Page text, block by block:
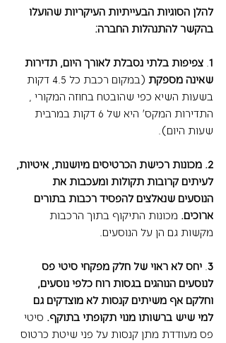
להלן הסוגיות הבעייתיות העיקריות שהועלו
בהקשר להתנהלות החברה:
1 צפיפות בלתי נסבלת לאורך היום, תדירות
שאינה מספקת
(במקום רכבת כל 4.5 דקות
בשעות השיא כפי שהובטח בחוזה המקורי ,
התדירות המקס' היא של 6 דקות במרבית
שעות היום).
2. מכונות רכישת הכרטיסים מיושנות, איטיות,
לעיתים קרובות תקולות ומעכבות את
הנוסעים שנאלצים להפסיד רכבות בתורים
ארוכים. מכונות התיקוף בתוך הרכבות
מקשות גם הן על הנוסעים.
3 יחס לא ראוי של חלק מפקחי סיטי פס
לנוסעים הנוהגים בגסות רוח כלפי נוסעים,
וחלקם אף משיתים קנסות לא מוצדקים גם
למי שיש ברשותו מנוי תקופתי בתוקף. סיטי
פס מעודדת מתן קנסות על פני שיטת כרטוס